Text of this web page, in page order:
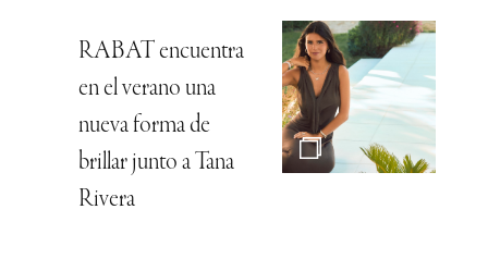
RABAT encuentra
en el verano una
nueva forma de
brillar junto a Tana
Rivera